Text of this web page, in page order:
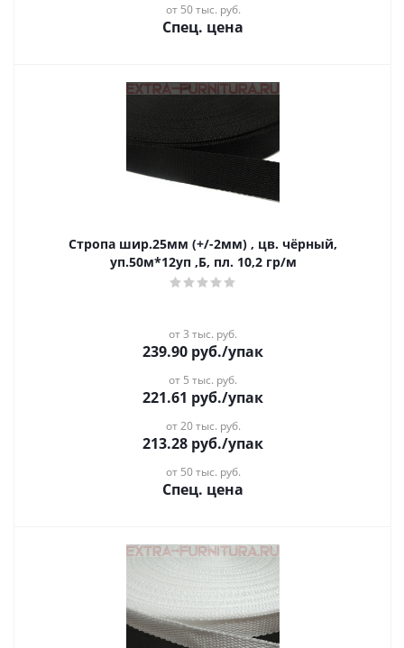
от 50 тыс. руб.
Спец. цена
Стропа шир.25мм (+/-2мм) , цв. чёрный,
уп.50м*12уп ,Б, пл. 10,2 гр/м
от 3 тыс. руб.
239.90 руб./упак
от 5 тыс. руб.
221.61 руб./упак
от 20 тыс. руб.
213.28 руб./упак
от 50 тыс. руб.
Спец. цена